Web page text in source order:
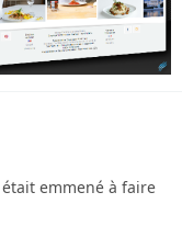
emmené à faire